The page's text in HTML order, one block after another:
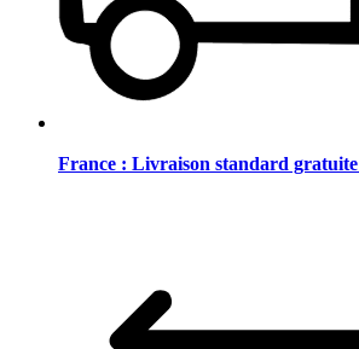
France : Livraison standard gratuite